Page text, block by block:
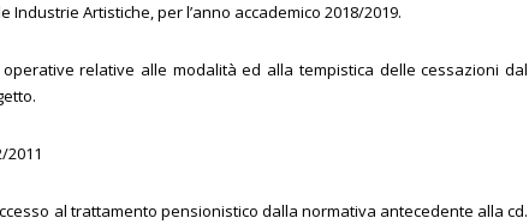
Artistiche, per l’anno accademico 2018/2019.
relative alle modalità ed alla tempistica delle cessazioni dal
al trattamento pensionistico dalla normativa antecedente alla cd.